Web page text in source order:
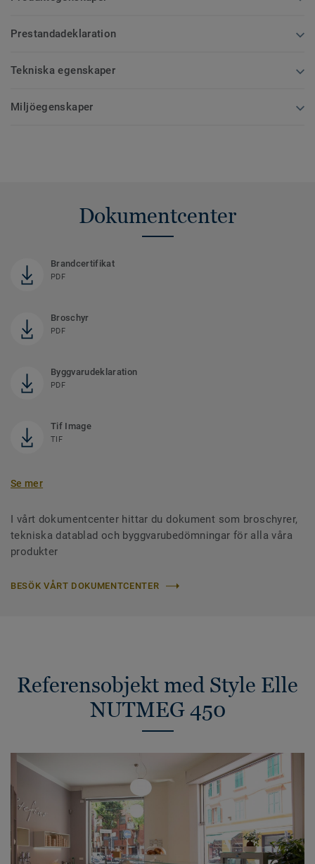
Prestandadeklaration
Tekniska egenskaper
Miljöegenskaper
Dokumentcenter
Brandcertifikat
PDF
Broschyr
PDF
Byggvarudeklaration
PDF
Tif Image
TIF
Se mer
I vårt dokumentcenter hittar du dokument som broschyrer,
tekniska datablad och byggvarubedömningar för alla våra
produkter
BESÖK VÅRT DOKUMENTCENTER
Referensobjekt med Style Elle
NUTMEG 450